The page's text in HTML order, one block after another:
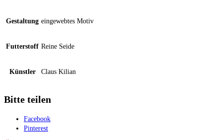
Gestaltung eingewebtes Motiv
Futterstoff Reine Seide
Künstler Claus Kilian
Bitte teilen
Facebook
Pinterest